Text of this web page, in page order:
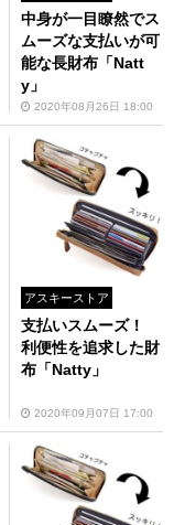
中身が一目瞭然でス
ムーズな支払いが可
能な長財布「Natt
y」
2020年08月26日 18:00
アスキーストア
支払いスムーズ！
利便性を追求した財
布「Natty」
2020年09月07日 17:00